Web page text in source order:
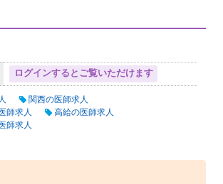
ログインするとご覧いただけます
関西の医師求人
師求人
高給の医師求人
師求人